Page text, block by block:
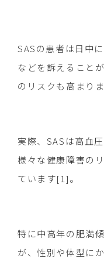
SASの患者は日中
などを訴えること
のリスクも高まりま
実際、SASは高血
様々な健康障害の
ています[1]。
特に中高年の肥満
が、性別や体型に